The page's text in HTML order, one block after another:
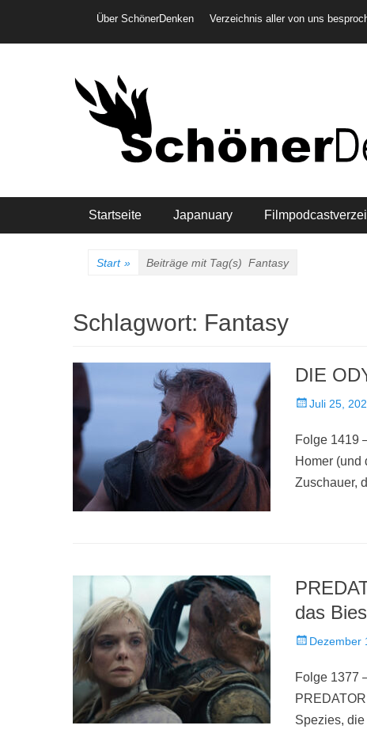
Header-Menü
Über SchönerDenken Verzeichnis aller von uns
Hauptmenü
Startseite Japanuary
Start » Beiträge mit Tag(s) Fantasy
Schlagwort: Fantasy
DIE
Veröffentlicht
Juli 25,
Folge 1419
Homer (und
Zuschauer,
das
Veröffentlicht
Dezember
Folge 1377
Spezies,